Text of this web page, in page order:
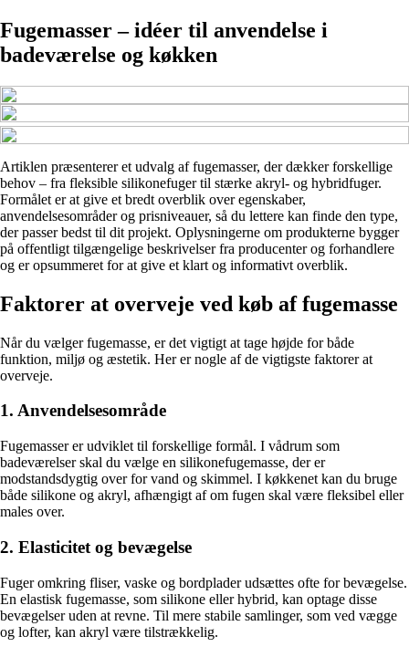
Fugemasser – idéer til anvendelse i
badeværelse og køkken
Artiklen præsenterer et udvalg af fugemasser, der dækker forskellige
behov – fra fleksible silikonefuger til stærke akryl- og hybridfuger.
Formålet er at give et bredt overblik over egenskaber,
anvendelsesområder og prisniveauer, så du lettere kan finde den type,
der passer bedst til dit projekt. Oplysningerne om produkterne bygger
på offentligt tilgængelige beskrivelser fra producenter og forhandlere
og er opsummeret for at give et klart og informativt overblik.
Faktorer at overveje ved køb af fugemasse
Når du vælger fugemasse, er det vigtigt at tage højde for både
funktion, miljø og æstetik. Her er nogle af de vigtigste faktorer at
overveje.
1. Anvendelsesområde
Fugemasser er udviklet til forskellige formål. I vådrum som
badeværelser skal du vælge en silikonefugemasse, der er
modstandsdygtig over for vand og skimmel. I køkkenet kan du bruge
både silikone og akryl, afhængigt af om fugen skal være fleksibel eller
males over.
2. Elasticitet og bevægelse
Fuger omkring fliser, vaske og bordplader udsættes ofte for bevægelse.
En elastisk fugemasse, som silikone eller hybrid, kan optage disse
bevægelser uden at revne. Til mere stabile samlinger, som ved vægge
og lofter, kan akryl være tilstrækkelig.